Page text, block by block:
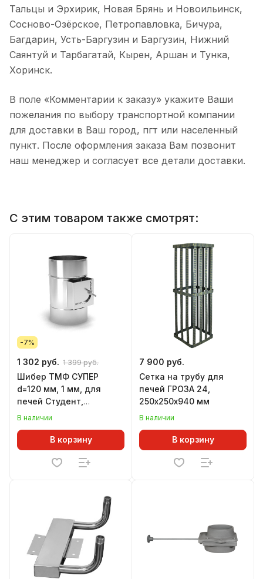
Тальцы и Эрхирик, Новая Брянь и Новоильинск,
Сосново-Озёрское, Петропавловка, Бичура,
Багдарин, Усть-Баргузин и Баргузин, Нижний
Саянтуй и Тарбагатай, Кырен, Аршан и Тунка,
Хоринск.
В поле «Комментарии к заказу» укажите Ваши
пожелания по выбору транспортной компании
для доставки в Ваш город, пгт или населенный
пункт. После оформления заказа Вам позвонит
наш менеджер и согласует все детали доставки.
С этим товаром также смотрят:
-7%
1 302 руб. 1 399 руб.
Шибер ТМФ СУПЕР
d=120 мм, 1 мм, для
печей Студент,
Инженер, Гимназист,
батарея, Лайт
В наличии
В корзину
7 900 руб.
Сетка на трубу для
печей ГРОЗА 24,
250х250х940 мм
В наличии
В корзину